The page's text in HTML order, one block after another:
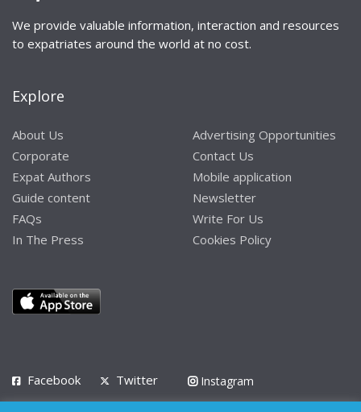
We provide valuable information, interaction and resources
to expatriates around the world at no cost.
Explore
About Us
Corporate
Expat Authors
Guide content
FAQs
In The Press
Advertising Opportunities
Contact Us
Mobile application
Newsletter
Write For Us
Cookies Policy
Facebook Twitter
Instagram